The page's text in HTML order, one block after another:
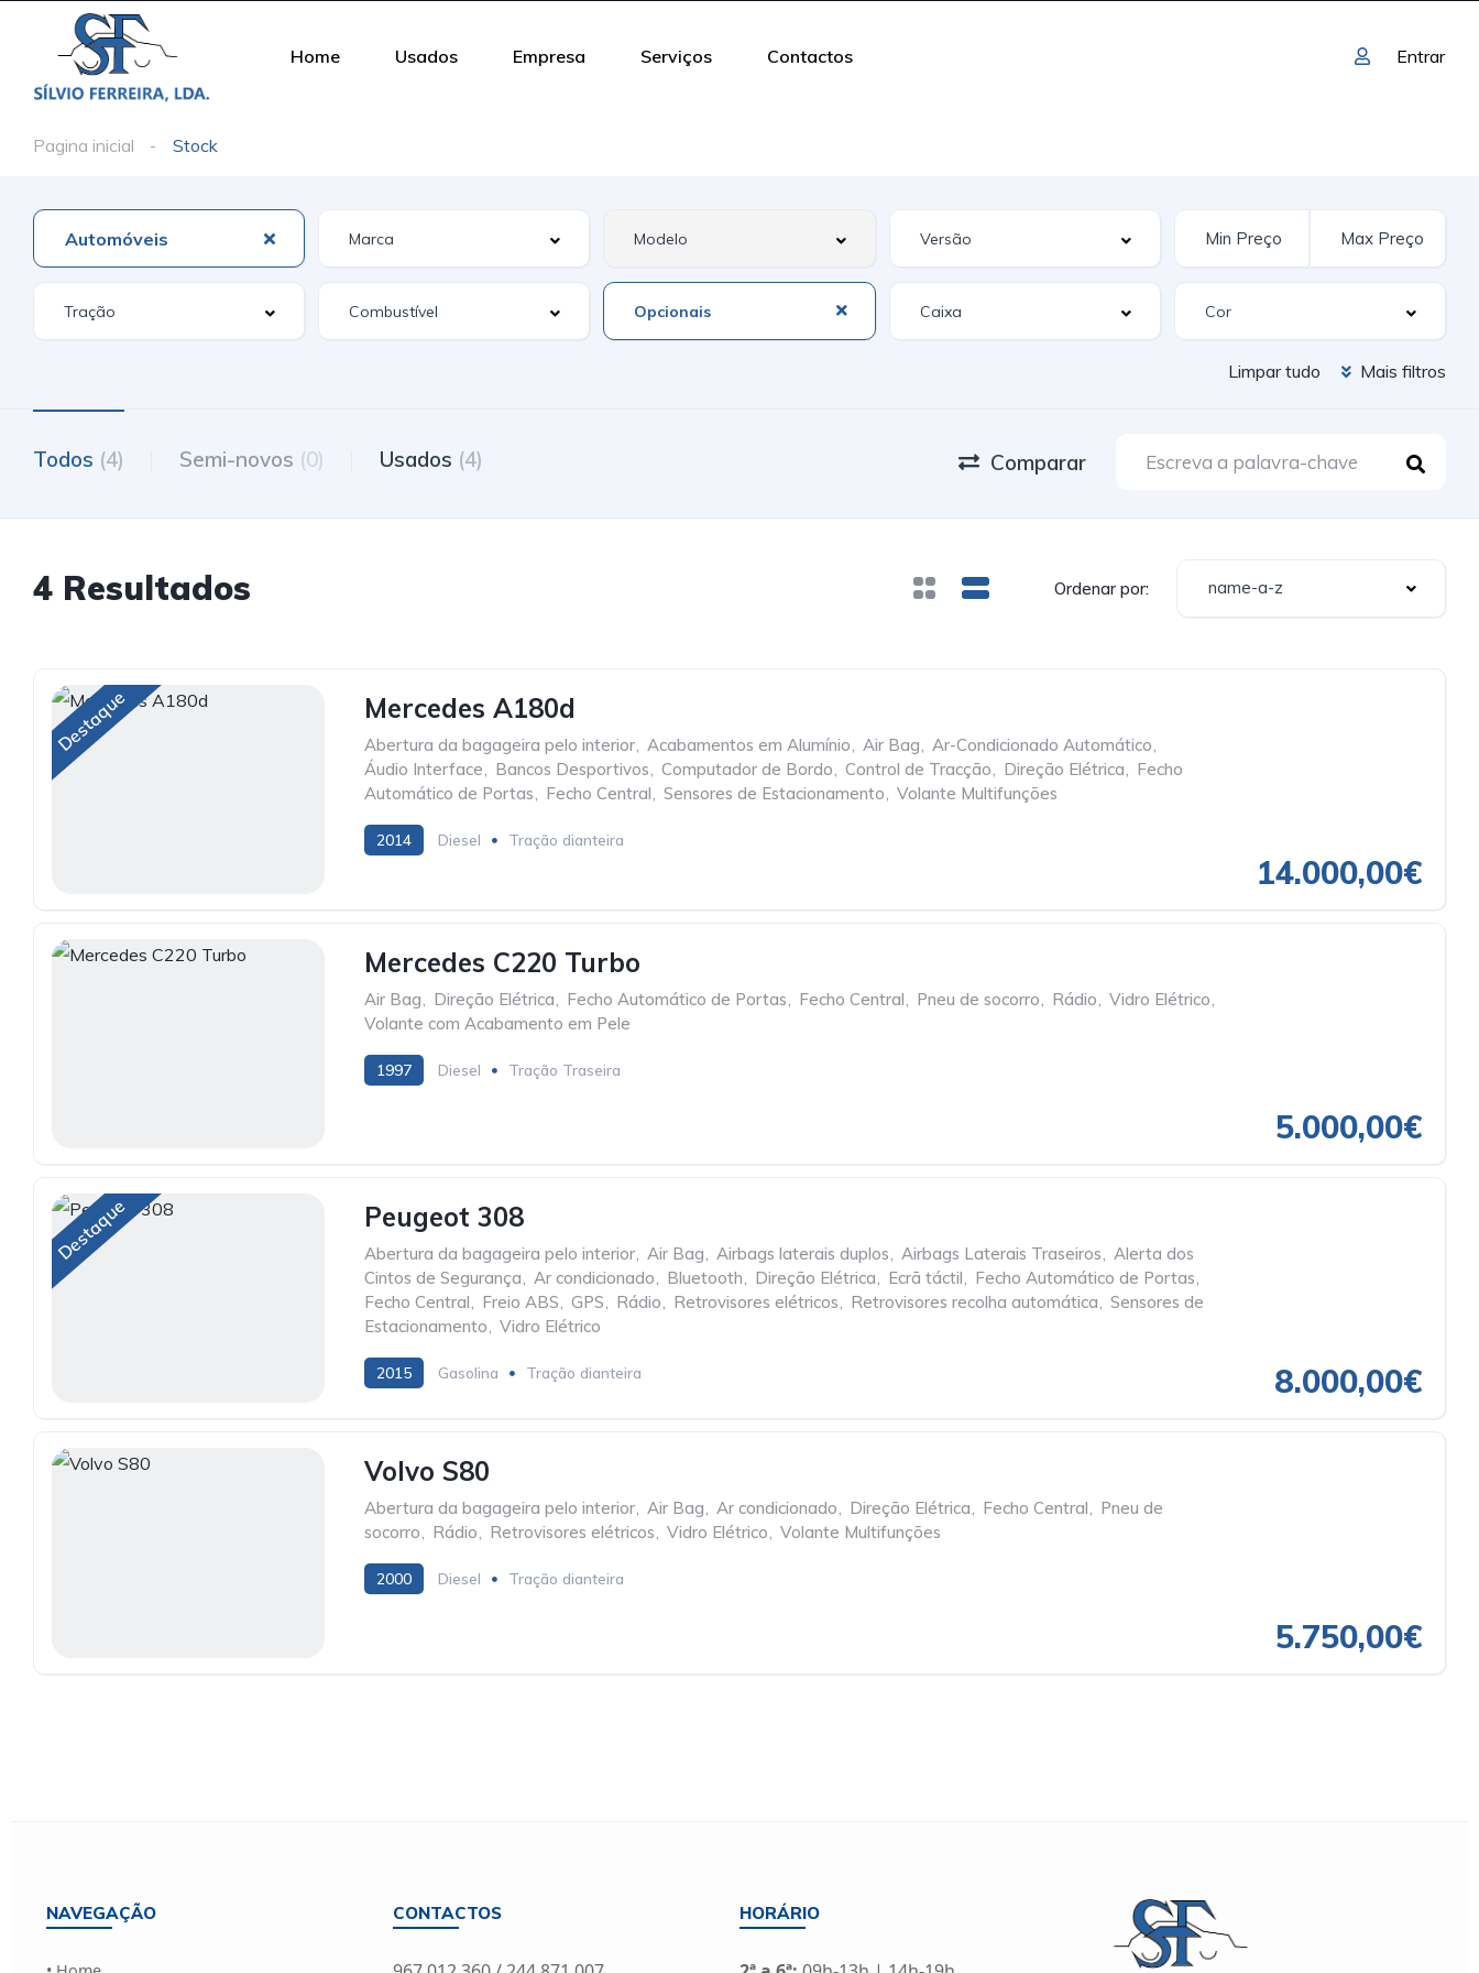
Home Usados Empresa Serviços Contactos Entrar
Pagina inicial Stock
Automóveis
Opcionais
Limpar tudo Mais filtros
Todos (4) Semi-novos (0) Usados (4) Comparar
4 Resultados Ordenar por: name-a-z
Destaque Mercedes A180d
Abertura da bagageira pelo interior, Acabamentos em Alumínio, Air Bag, Ar-Condicionado Automático,
Áudio Interface, Bancos Desportivos, Computador de Bordo, Control de Tracção, Direção Elétrica, Fecho
Automático de Portas, Fecho Central, Sensores de Estacionamento, Volante Multifunções
2014 Diesel Tração dianteira
14.000,00€
Mercedes C220 Turbo
Air Bag, Direção Elétrica, Fecho Automático de Portas, Fecho Central, Pneu de socorro, Rádio, Vidro Elétrico,
Volante com Acabamento em Pele
1997 Diesel Tração Traseira
5.000,00€
Destaque Peugeot 308
Abertura da bagageira pelo interior, Air Bag, Airbags laterais duplos, Airbags Laterais Traseiros, Alerta dos
Cintos de Segurança, Ar condicionado, Bluetooth, Direção Elétrica, Ecrã táctil, Fecho Automático de Portas,
Fecho Central, Freio ABS, GPS, Rádio, Retrovisores elétricos, Retrovisores recolha automática, Sensores de
Estacionamento, Vidro Elétrico
2015 Gasolina Tração dianteira 8.000,00€
Volvo S80
Abertura da bagageira pelo interior, Air Bag, Ar condicionado, Direção Elétrica, Fecho Central, Pneu de
socorro, Rádio, Retrovisores elétricos, Vidro Elétrico, Volante Multifunções
2000 Diesel Tração dianteira
5.750,00€
NAVEGAÇÃO CONTACTOS HORÁRIO